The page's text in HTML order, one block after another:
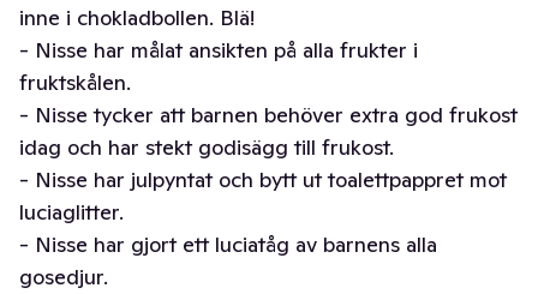
inne i chokladbollen. Blä!
- Nisse har målat ansikten på alla frukter i
fruktskålen.
- Nisse tycker att barnen behöver extra god frukost
idag och har stekt godisägg till frukost.
- Nisse har julpyntat och bytt ut toalettpappret mot
luciaglitter.
- Nisse har gjort ett luciatåg av barnens alla
gosedjur.